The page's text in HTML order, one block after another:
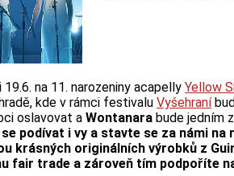
na 11. narozeniny acapelly Yellow
kde v rámci festivalu Vyšehraní
oslavovat a Wontanara bude jedním z
podívat i vy a stavte se za námi na
krásných originálních výrobků z
fair trade a zároveň tím podpoříte